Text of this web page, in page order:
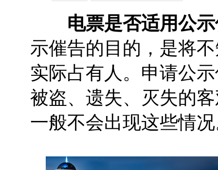
电票是否适用公
示催告的目的，是将
实际占有人。申请公
被盗、遗失、灭失的
一般不会出现这些情